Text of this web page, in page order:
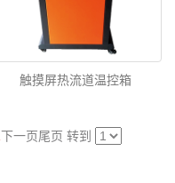
触摸屏热流道温控箱
下一页尾页 转到